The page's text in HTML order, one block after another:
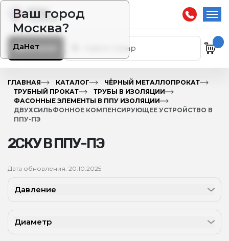
Ваш город
Москва?
ДаНет
Каталог
ГЛАВНАЯ КАТАЛОГ
ЧЁРНЫЙ МЕТАЛЛОПРОКАТ
ТРУБНЫЙ ПРОКАТ
ТРУБЫ В ИЗОЛЯЦИИ
ФАСОННЫЕ ЭЛЕМЕНТЫ В ППУ ИЗОЛЯЦИИ
ДВУХСИЛЬФОННОЕ КОМПЕНСИРУЮЩЕЕ УСТРОЙСТВО В
ППУ-ПЭ
2СКУ В ППУ-ПЭ
Дата обновления: 20.10.2025
Давление
Диаметр